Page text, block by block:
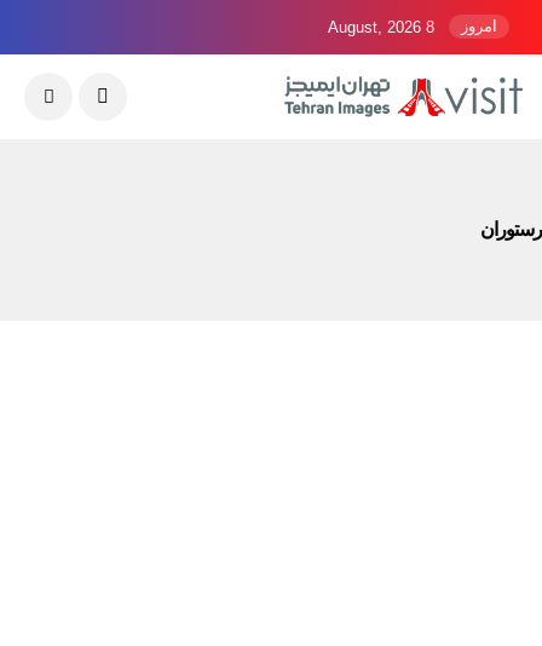
امروز 8 August, 2026
رستوران